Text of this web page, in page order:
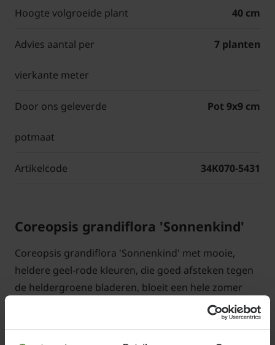
Hoogte volgroeide plant 40 cm
Advies aantal per
vierkante meter
7 planten
Door ons geleverde
potmaat
Pot 9x9 cm
Artikelcode 34K070-5431
Coreopsis grandiflora 'Sonnenkind'
Coreopsis grandiflora 'Sonnenkind' met mooie,
heldere geel-rode kleuren, die goed afsteken tegen
de heldergroene bladeren, bloeit een hele zomer
lang, zelfs tot in de herfst. De compacte plant met